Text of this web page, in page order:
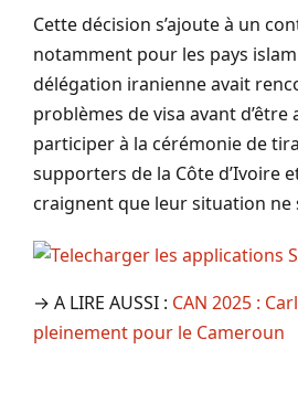
Cette décision s’ajoute à un
notamment pour les pays
délégation iranienne avait
problèmes de visa avant d’être
participer à la cérémonie de
supporters de la Côte d’Ivoire
craignent que leur situation ne
→ A LIRE AUSSI : CAN 2025 :
pleinement pour le Cameroun